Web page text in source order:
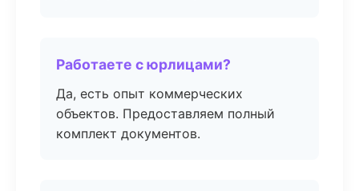
Работаете с юрлицами?
Да, есть опыт коммерческих
объектов. Предоставляем полный
комплект документов.